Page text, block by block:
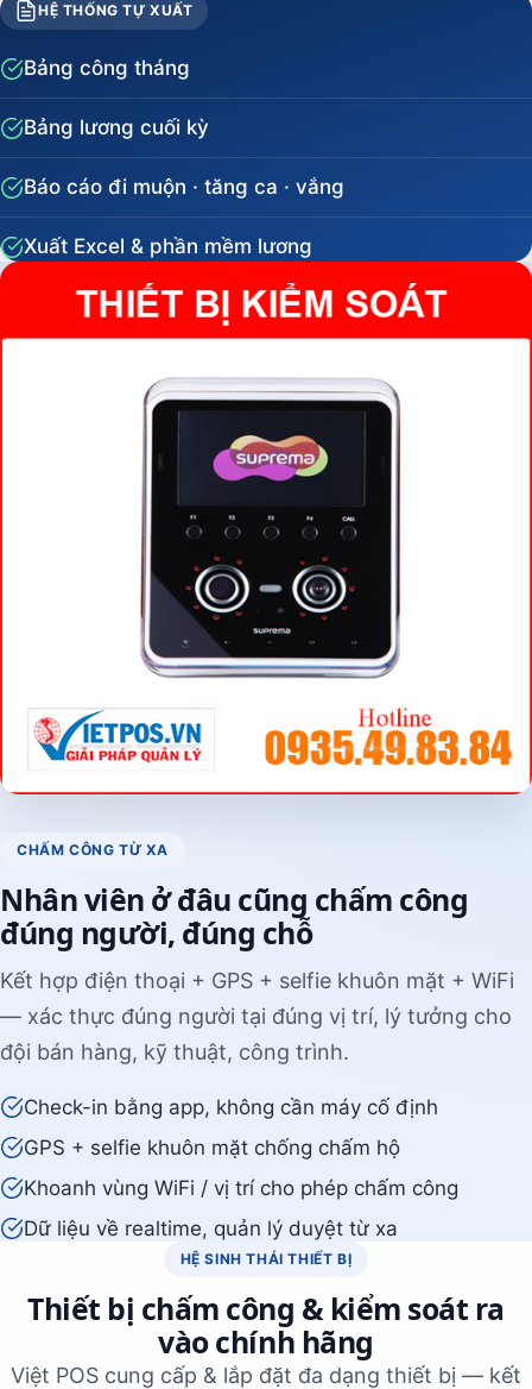
HỆ THỐNG TỰ XUẤT
Bảng công tháng
Bảng lương cuối kỳ
Báo cáo đi muộn · tăng ca · vắng
Xuất Excel & phần mềm lương
CHẤM CÔNG TỪ XA
Nhân viên ở đâu cũng chấm công
đúng người, đúng chỗ
Kết hợp điện thoại + GPS + selfie khuôn mặt + WiFi
— xác thực đúng người tại đúng vị trí, lý tưởng cho
đội bán hàng, kỹ thuật, công trình.
Check-in bằng app, không cần máy cố định
GPS + selfie khuôn mặt chống chấm hộ
Khoanh vùng WiFi / vị trí cho phép chấm công
Dữ liệu về realtime, quản lý duyệt từ xa
HỆ SINH THÁI THIẾT BỊ
Thiết bị chấm công & kiểm soát ra
vào chính hãng
Việt POS cung cấp & lắp đặt đa dạng thiết bị — kết